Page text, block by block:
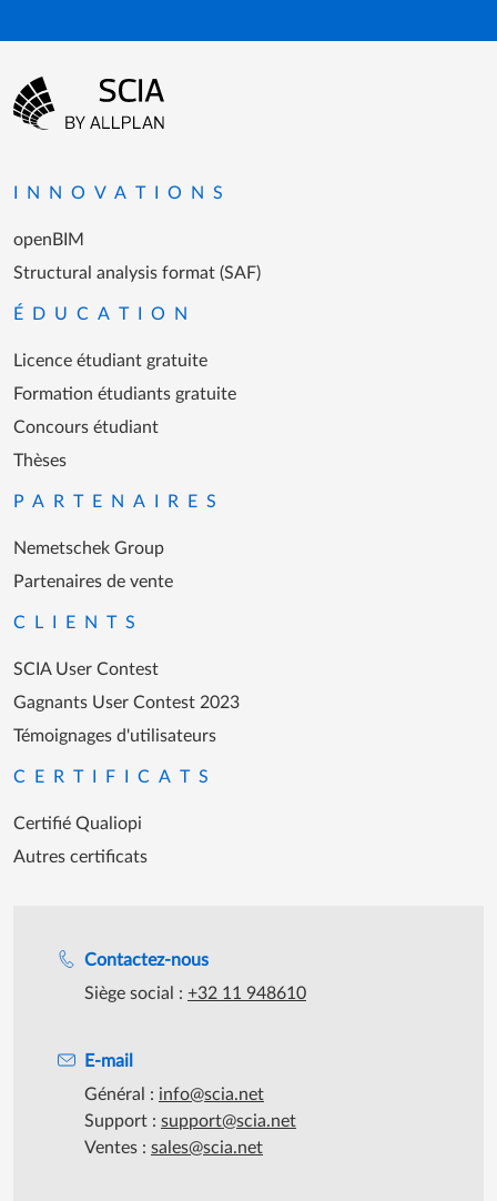
Contactez-nous
Siège social : +32 11 948610
E-mail
Général : info@scia.net
Support : support@scia.net
Ventes : sales@scia.net
Menu Pied de page
INNOVATIONS
openBIM
Structural analysis format (SAF)
ÉDUCATION
Licence étudiant gratuite
Formation étudiants gratuite
Concours étudiant
Thèses
PARTENAIRES
Nemetschek Group
Partenaires de vente
CLIENTS
SCIA User Contest
Gagnants User Contest 2023
Témoignages d'utilisateurs
CERTIFICATS
Certifié Qualiopi
Autres certificats